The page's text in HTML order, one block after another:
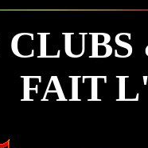
FAIT